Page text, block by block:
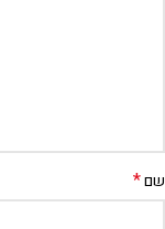
שם*